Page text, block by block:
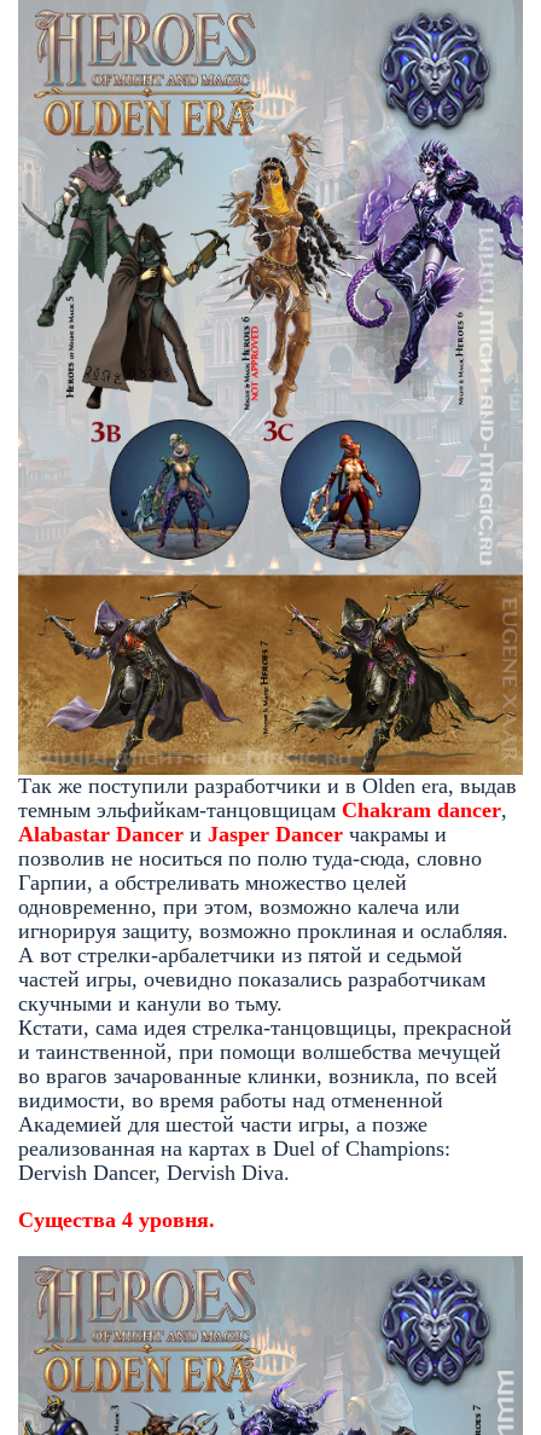
Так же поступили разработчики и в Olden era, выдав
темным эльфийкам-танцовщицам Chakram dancer,
Alabastar Dancer и Jasper Dancer чакрамы и
позволив не носиться по полю туда-сюда, словно
Гарпии, а обстреливать множество целей
одновременно, при этом, возможно калеча или
игнорируя защиту, возможно проклиная и ослабляя.
А вот стрелки-арбалетчики из пятой и седьмой
частей игры, очевидно показались разработчикам
скучными и канули во тьму.
Кстати, сама идея стрелка-танцовщицы, прекрасной
и таинственной, при помощи волшебства мечущей
во врагов зачарованные клинки, возникла, по всей
видимости, во время работы над отмененной
Академией для шестой части игры, а позже
реализованная на картах в Duel of Champions:
Dervish Dancer, Dervish Diva.
Существа 4 уровня.